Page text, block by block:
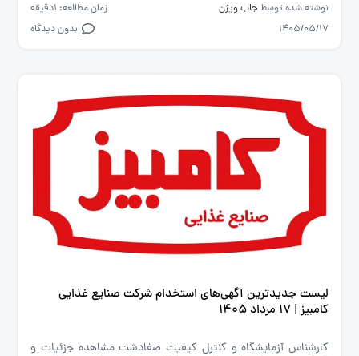
نوشته شده توسط جاب ویژن
زمان مطالعه: 1دقیقه
1405/05/17
بدون دیدگاه
لیست جدیدترین آگهی‌های استخدام شرکت صنایع غذایی
کامبیز | ۱۷ مرداد ۱۴۰۵
کارشناس آزمایشگاه و کنترل کیفیت صفادشت مشاهده جزئیات و